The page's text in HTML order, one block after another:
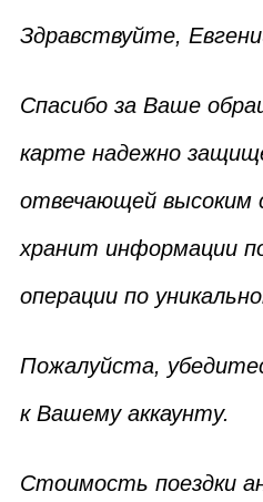
Здравствуйте,
Спасибо за Ваше
карте надежно
отвечающей высоким
хранит информации
операции по
Пожалуйста,
к Вашему аккаунту.
Стоимость поездки